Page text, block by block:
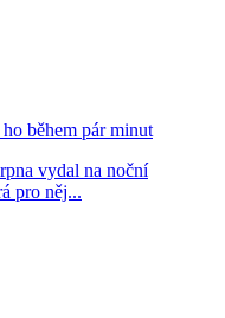
během pár minut
vydal na noční
pro něj...